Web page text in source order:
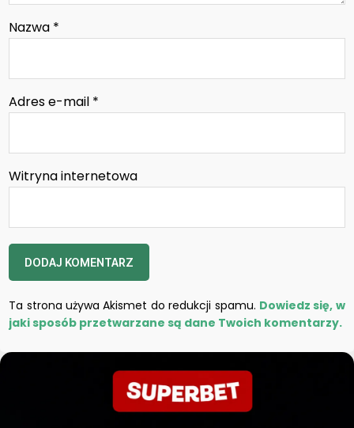
Nazwa *
Adres e-mail *
Witryna internetowa
Ta strona używa Akismet do redukcji spamu. Dowiedz się, w
jaki sposób przetwarzane są dane Twoich komentarzy.